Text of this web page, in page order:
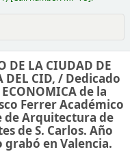
DE LA CIUDAD DE
DEL CID, /Dedicado
de la
Ferrer Académico
de Arquitectura de
de S. Carlos. Año
grabó en Valencia.